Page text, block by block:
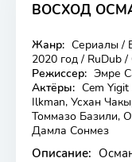
ВОСХОД
12
Жанр: Сериалы /
2020 год / RuDub
Режиссер: Эмре
Актёры: Cem
Ilkman, Усхан
Томмазо Базили,
Дамла Сонмез
Описание: